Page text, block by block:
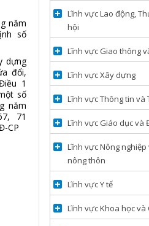
năm
số
dựng
đổi,
1
số
năm
71
CP
Lĩnh vực Lao động,
hội
Lĩnh vực Giao thông
Lĩnh vực Xây dựng
Lĩnh vực Thông tin và
Lĩnh vực Giáo dục và
Lĩnh vực Nông
nông thôn
Lĩnh vực Y tế
Lĩnh vực Khoa học và